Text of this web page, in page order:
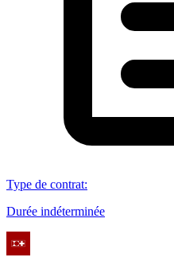
Type de contrat:
Durée indéterminée